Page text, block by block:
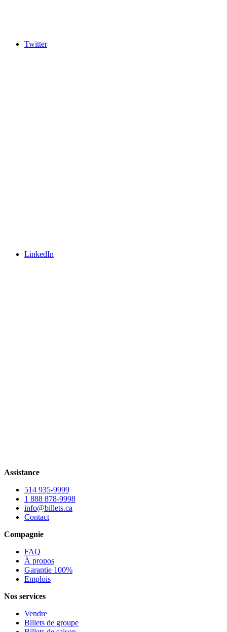
Twitter
LinkedIn
Assistance
514 935-9999
1 888 878-9998
info@billets.ca
Contact
Compagnie
FAQ
À propos
Garantie 100%
Emplois
Nos services
Vendre
Billets de groupe